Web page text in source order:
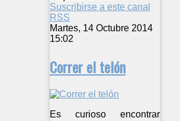
Suscribirse a este canal
RSS
Martes, 14 Octubre 2014
15:02
Correr el telón
Es curioso encontrar